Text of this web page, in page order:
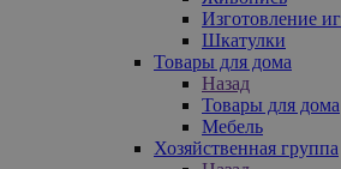
Изготовление
Шкатулки
Товары для дома
Назад
Товары для дома
Мебель
Хозяйственная группа